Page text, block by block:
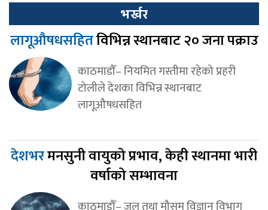
भर्खर
लागूऔषधसहितविभिन्न स्थानबाट २० जना पक्राउ
काठमाडौँ– नियमित गस्तीमा रहेको प्रहरी
टोलीले देशका विभिन्न स्थानबाट
लागूऔषधसहित
देशभरमनसुनी वायुको प्रभाव, केही स्थानमा भारी
वर्षाको सम्भावना